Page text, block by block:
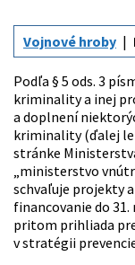
Vojnové hroby
Podľa § 5 ods. 3
kriminality a inej
a doplnení
kriminality (ďalej
stránke
„ministerstvo
schvaľuje projekty
financovanie do
pritom prihliada
v stratégii